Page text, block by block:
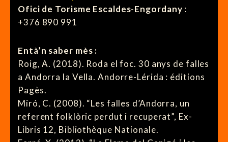
Ofici de Torisme Escaldes-Engordany :
+376 890 991
Entà’n saber mès :
Roig, A. (2018). Roda el foc. 30 anys de falles
a Andorra la Vella. Andorre-Lérida : éditions
Pagès.
Miró, C. (2008). “Les falles d’Andorra, un
referent folklòric perdut i recuperat”, Ex-
Libris 12, Bibliothèque Nationale.